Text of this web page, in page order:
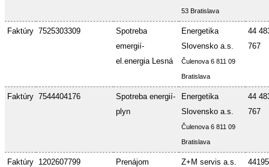
53 Bratislava
Faktúry 7525303309
Spotreba
emergií-
el.energia Lesná
Energetika
Slovensko a.s.
Čulenova 6 811 09
Bratislava
44
767
Faktúry 7544404176
Spotreba energií-
plyn
Energetika
Slovensko a.s.
Čulenova 6 811 09
Bratislava
44
767
Faktúry 1202607799
Prenájom
Z+M servis a.s.